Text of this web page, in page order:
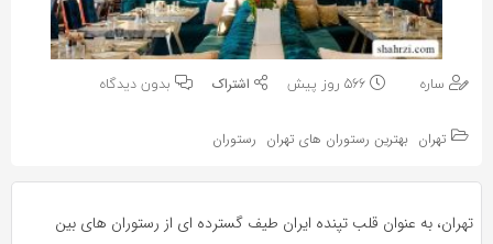
دوستان
به
بگذارید.
لینک
ساره
دوستان
به
بگذارید.
کپی
بدون دیدگاه
تهران بهترین رستوران های تهران رستوران
تهران، به‌ عنوان قلب تپنده ایران طیف گسترده‌ ای از رستوران‌ های بین‌